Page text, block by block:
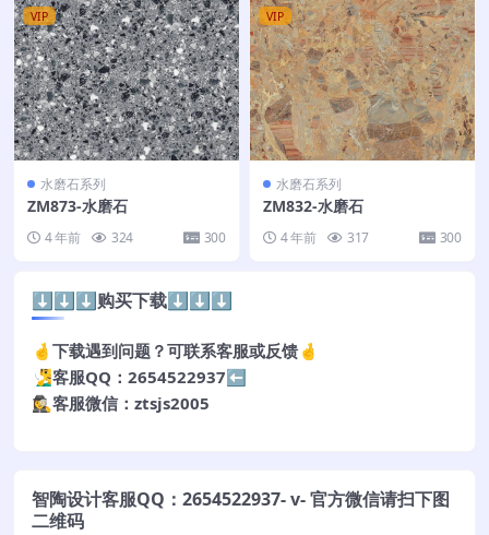
VIP
水磨石系列
ZM873-水磨石
4 年前 324 300
VIP
水磨石系列
ZM832-水磨石
4 年前 317 300
⬇️⬇️⬇️购买下载⬇️⬇️⬇️
🤞下载遇到问题？可联系客服或反馈🤞
🧏‍♂️客服QQ：2654522937⬅️
🕵️‍♀️客服微信：ztsjs2005
智陶设计客服QQ：2654522937- v- 官方微信请扫下图
二维码